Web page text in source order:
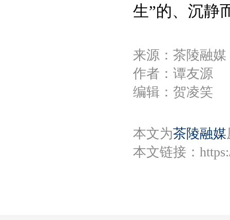
生”的、沉静
来源：茶陵融媒
作者：谭友源
编辑：贺凌笑
本文为茶陵融媒
本文链接：